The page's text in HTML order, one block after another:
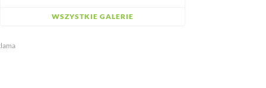
WSZYSTKIE GALERIE